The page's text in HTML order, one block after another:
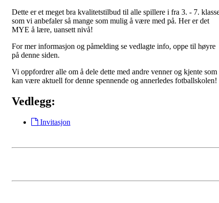
Dette er et meget bra kvalitetstilbud til alle spillere i fra 3. - 7.
som vi anbefaler så mange som mulig å være med på. Her er det
MYE å lære, uansett nivå!
For mer informasjon og påmelding se vedlagte info, oppe til høyre
på denne siden.
Vi oppfordrer alle om å dele dette med andre venner og kjente som
kan være aktuell for denne spennende og annerledes fotballskolen!
Vedlegg:
Invitasjon